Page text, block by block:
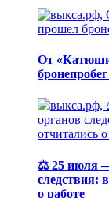
От
⚖️ 25 июля —
следствия:
о работе